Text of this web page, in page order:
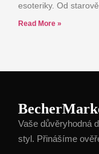
esoteriky. Od
Read More »
Vaše důvěryhodná
styl. Přinášíme